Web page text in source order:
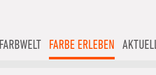
FARBWELT FARBE ERLEBEN